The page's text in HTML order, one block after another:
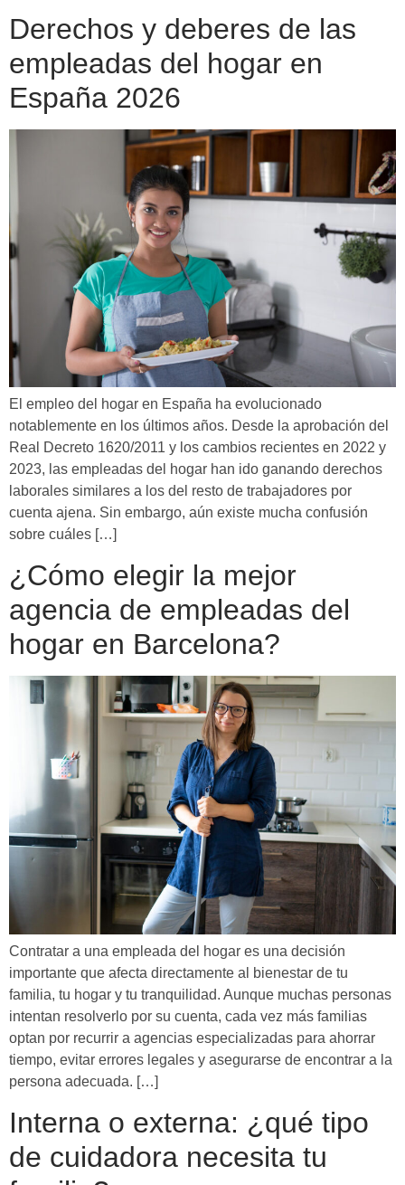
Derechos y deberes de las
empleadas del hogar en
España 2026
El empleo del hogar en España ha evolucionado
notablemente en los últimos años. Desde la aprobación del
Real Decreto 1620/2011 y los cambios recientes en 2022 y
2023, las empleadas del hogar han ido ganando derechos
laborales similares a los del resto de trabajadores por
cuenta ajena. Sin embargo, aún existe mucha confusión
sobre cuáles […]
¿Cómo elegir la mejor
agencia de empleadas del
hogar en Barcelona?
Contratar a una empleada del hogar es una decisión
importante que afecta directamente al bienestar de tu
familia, tu hogar y tu tranquilidad. Aunque muchas personas
intentan resolverlo por su cuenta, cada vez más familias
optan por recurrir a agencias especializadas para ahorrar
tiempo, evitar errores legales y asegurarse de encontrar a la
persona adecuada. […]
Interna o externa: ¿qué tipo
de cuidadora necesita tu